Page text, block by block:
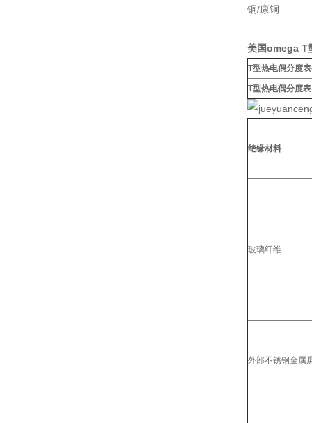
铜/康铜
美国omega T
T型热电偶分度
T型热电偶分度
绝缘材料
玻璃纤维
外部不锈钢金属